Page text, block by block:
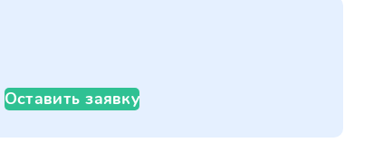
Оставить заявку